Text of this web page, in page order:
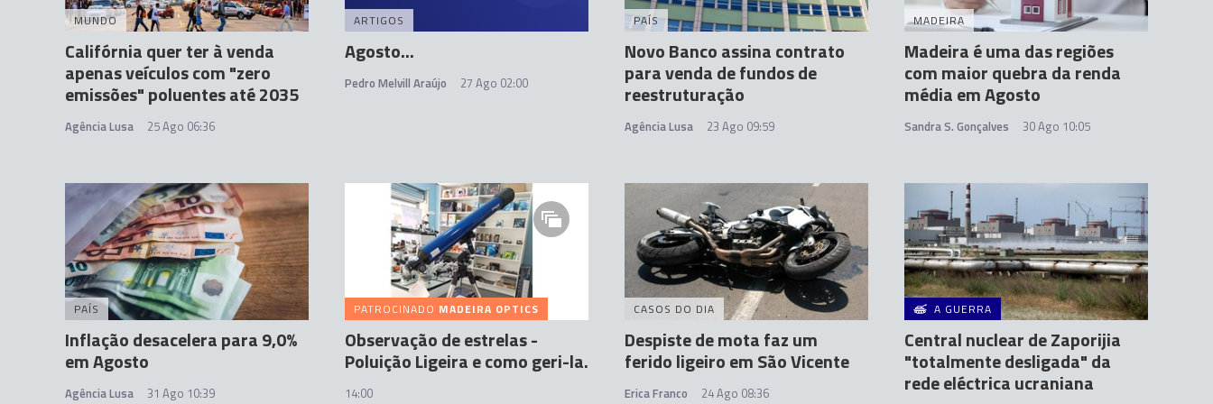
MUNDO
Califórnia quer ter à venda
apenas veículos com "zero
emissões" poluentes até 2035
Agência Lusa 25 Ago 06:36
ARTIGOS
Agosto...
Pedro Melvill Araújo 27 Ago 02:00
PAÍS
Novo Banco assina contrato
para venda de fundos de
reestruturação
Agência Lusa 23 Ago 09:59
MADEIRA
Madeira é uma das regiões
com maior quebra da renda
média em Agosto
Sandra S. Gonçalves 30 Ago 10:05
PAÍS
Inflação desacelera para 9,0%
em Agosto
Agência Lusa 31 Ago 10:39
PATROCINADO MADEIRA OPTICS
Observação de estrelas -
Poluição Ligeira e como geri-la.
14:00
CASOS DO DIA
Despiste de mota faz um
ferido ligeiro em São Vicente
Erica Franco 24 Ago 08:36
A GUERRA
Central nuclear de Zaporijia
"totalmente desligada" da
rede eléctrica ucraniana